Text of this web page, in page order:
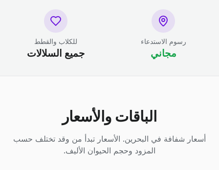
رسوم الاستدعاء
مجاني
للكلاب والقطط
جميع السلالات
الباقات والأسعار
أسعار شفافة في البحرين. الأسعار تبدأ من وقد تختلف حسب
المزود وحجم الحيوان الأليف.